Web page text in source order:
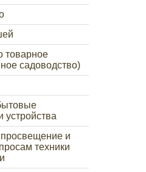
товарное
садоводство)
и
техники